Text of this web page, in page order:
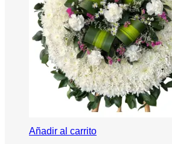
Añadir al carrito